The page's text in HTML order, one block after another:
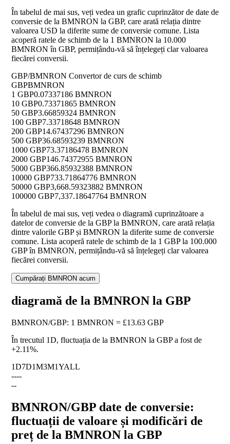
În tabelul de mai sus, veți vedea un grafic cuprinzător de date de
conversie de la BMNRON la GBP, care arată relația dintre
valoarea USD la diferite sume de conversie comune. Lista
acoperă ratele de schimb de la 1 BMNRON la 10.000
BMNRON în GBP, permițându-vă să înțelegeți clar valoarea
fiecărei conversii.
GBP/BMNRON Convertor de curs de schimb
GBPBMNRON
1 GBP0.07337186 BMNRON
10 GBP0.73371865 BMNRON
50 GBP3.66859324 BMNRON
100 GBP7.33718648 BMNRON
200 GBP14.67437296 BMNRON
500 GBP36.68593239 BMNRON
1000 GBP73.37186478 BMNRON
2000 GBP146.74372955 BMNRON
5000 GBP366.85932388 BMNRON
10000 GBP733.71864776 BMNRON
50000 GBP3,668.59323882 BMNRON
100000 GBP7,337.18647764 BMNRON
În tabelul de mai sus, veți vedea o diagramă cuprinzătoare a
datelor de conversie de la GBP la BMNRON, care arată relația
dintre valorile GBP și BMNRON la diferite sume de conversie
comune. Lista acoperă ratele de schimb de la 1 GBP la 100.000
GBP în BMNRON, permițându-vă să înțelegeți clar valoarea
fiecărei conversii.
Cumpărați BMNRON acum
diagramă de la BMNRON la GBP
BMNRON/GBP: 1 BMNRON = £13.63 GBP
În trecutul 1D, fluctuația de la BMNRON la GBP a fost de
+2.11%.
1D7D1M3M1YALL
----
--
BMNRON/GBP date de conversie:
fluctuații de valoare și modificări de
preț de la BMNRON la GBP